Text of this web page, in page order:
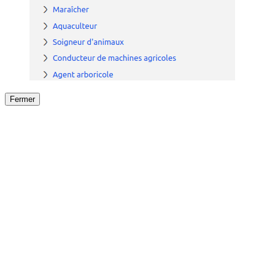
Fermer